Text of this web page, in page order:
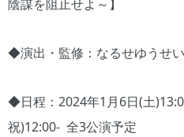
陰謀を阻止せよ～】
◆演出・監修：なるせゆうせい
◆日程：2024年1月6日(土
祝)12:00- 全3公演予定